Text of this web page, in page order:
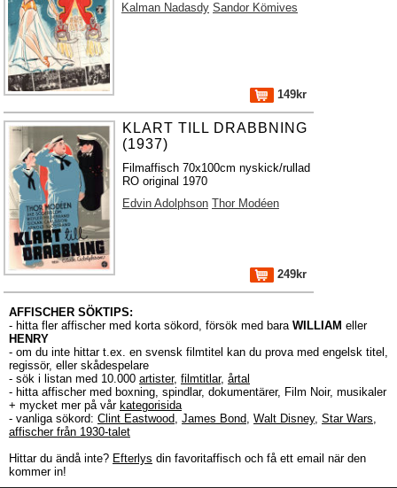
Kalman Nadasdy Sandor Kömives
149kr
KLART TILL DRABBNING
(1937)
Filmaffisch 70x100cm nyskick/rullad
RO original 1970
Edvin Adolphson Thor Modéen
249kr
AFFISCHER SÖKTIPS:
- hitta fler affischer med korta sökord, försök med bara WILLIAM eller
HENRY
- om du inte hittar t.ex. en svensk filmtitel kan du prova med engelsk titel,
regissör, eller skådespelare
- sök i listan med 10.000 artister, filmtitlar, årtal
- hitta affischer med boxning, spindlar, dokumentärer, Film Noir, musikaler
+ mycket mer på vår kategorisida
- vanliga sökord: Clint Eastwood, James Bond, Walt Disney, Star Wars,
affischer från 1930-talet
Hittar du ändå inte? Efterlys din favoritaffisch och få ett email när den
kommer in!